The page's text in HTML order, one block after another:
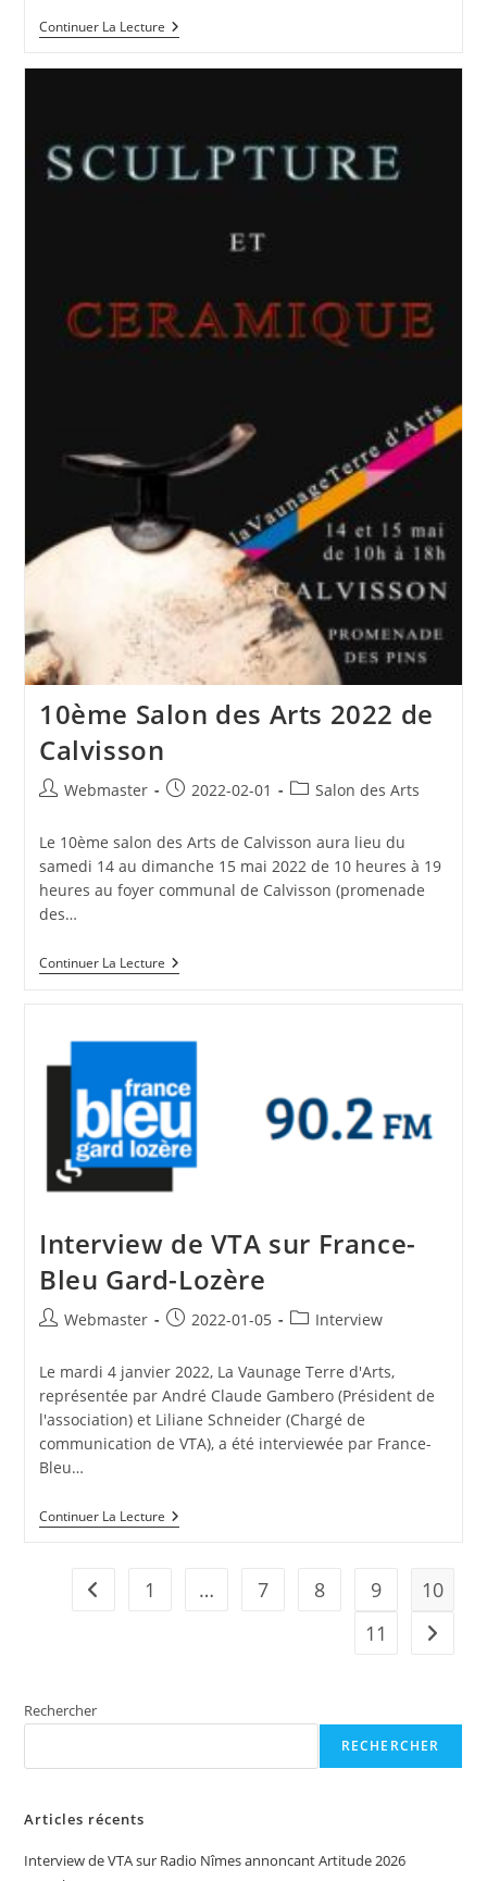
Continuer La LectureExposition
Art
10ème Salon des Arts 2022 de
Calvisson
Auteur/autrice
la
publication :
Webmaster
Publication
2022-02-01
PostSalon des Arts
Le 10ème salon des Arts de Calvisson aura lieu du
samedi 14 au dimanche 15 mai 2022 de 10 heures à 19
heures au foyer communal de Calvisson (promenade
des…
Continuer La Lecture10ème
Salon
Interview de VTA sur France-
Bleu Gard-Lozère
Auteur/autrice
la
publication :
Webmaster
Publication
2022-01-05
PostInterview
Le mardi 4 janvier 2022, La Vaunage Terre d'Arts,
représentée par André Claude Gambero (Président de
l'association) et Liliane Schneider (Chargé de
communication de VTA), a été interviewée par France-
Bleu…
Continuer La LectureInterview
De
Go to the previous page
1 … 7 8 9
10
11
Aller à
Rechercher
RECHERCHER
Articles récents
Interview de VTA sur Radio Nîmes annoncant Artitude 2026